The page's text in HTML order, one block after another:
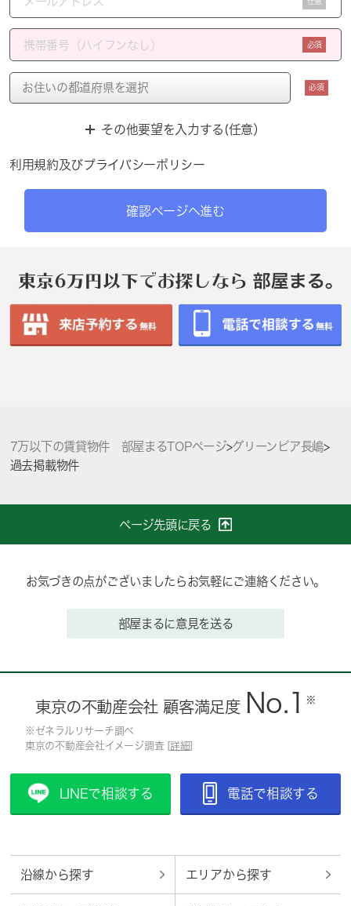
必須
必須
その他要望を入力する(任意）
利用規約及びプライバシーポリシー
確認ページへ進む
7万以下の賃貸物件 部屋まるTOPページ>グリーンピア長嶋>
過去掲載物件
ページ先頭に戻る
お気づきの点がございましたらお気軽にご連絡ください。
部屋まるに意見を送る
東京の不動産会社 顧客満足度 No.1 ※
※ゼネラルリサーチ調べ
東京の不動産会社イメージ調査 [ 詳細
LINEで相談する 電話で相談する
沿線から探す エリアから探す